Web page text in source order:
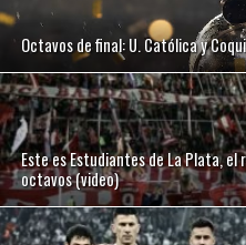
Octavos de final: U. Católica y
Este es Estudiantes de La Plata,
octavos (video)